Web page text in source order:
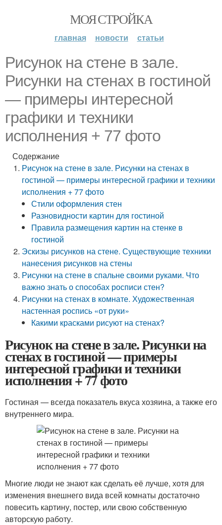
МОЯ СТРОЙКА
главная новости статьи
Рисунок на стене в зале.
Рисунки на стенах в гостиной
— примеры интересной
графики и техники
исполнения + 77 фото
Содержание
Рисунок на стене в зале. Рисунки на стенах в
гостиной — примеры интересной графики и техники
исполнения + 77 фото
Стили оформления стен
Разновидности картин для гостиной
Правила размещения картин на стенке в
гостиной
Эскизы рисунков на стене. Существующие техники
нанесения рисунков на стены
Рисунки на стене в спальне своими руками. Что
важно знать о способах росписи стен?
Рисунки на стенах в комнате. Художественная
настенная роспись «от руки»
Какими красками рисуют на стенах?
Рисунок на стене в зале. Рисунки на
стенах в гостиной — примеры
интересной графики и техники
исполнения + 77 фото
Гостиная — всегда показатель вкуса хозяина, а также его
внутреннего мира.
Многие люди не знают как сделать её лучше, хотя для
изменения внешнего вида всей комнаты достаточно
повесить картину, постер, или свою собственную
авторскую работу.